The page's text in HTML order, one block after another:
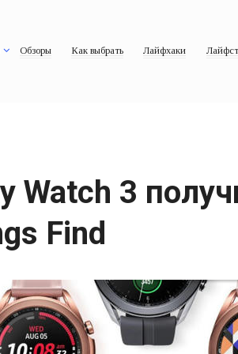
Обзоры Как выбрать Лайфхаки
Watch 3
Find